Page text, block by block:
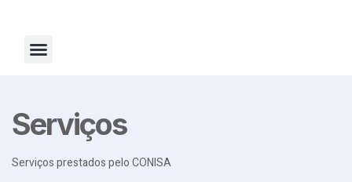
Serviços
Serviços prestados pelo CONISA